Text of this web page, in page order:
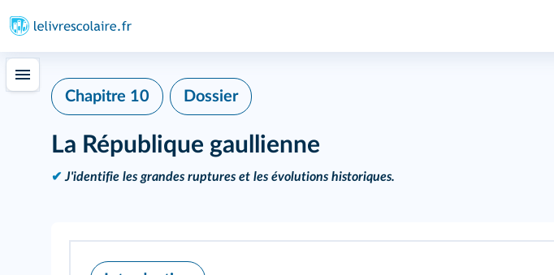
Chapitre 10 Dossier
La République gaullienne
✔ J'identifie les grandes ruptures et les évolutions historiques.